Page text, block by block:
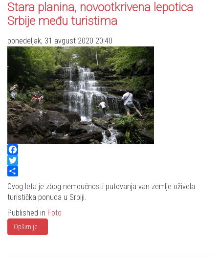
Stara planina, novootkrivena lepotica
Srbije među turistima
ponedeljak, 31 avgust 2020 20:40
Facebook
Twitter
Share
Ovog leta je zbog nemoućnosti putovanja van zemlje oživela
turistička ponuda u Srbiji.
Published in Foto
Opširnije...